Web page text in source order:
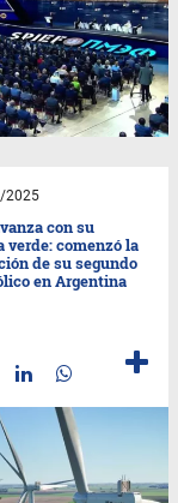
con su
verde: comenzó la
de su segundo
en Argentina